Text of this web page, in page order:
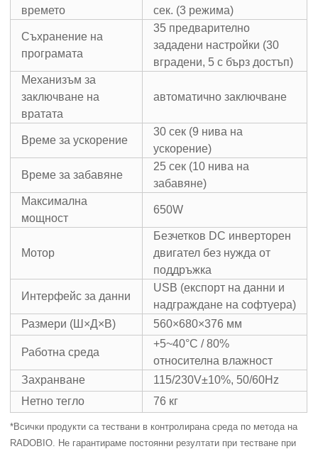
времето
сек. (3 режима)
​​Съхранение на
програмата
35 предварително
зададени настройки (30
вградени, 5 с бърз достъп)
Механизъм за
заключване на
вратата
автоматично заключване
Време за ускорение
30 сек (9 нива на
ускорение)
Време за забавяне
25 сек (10 нива на
забавяне)
Максимална
мощност
650W
Мотор
Безчетков DC инверторен
двигател без нужда от
поддръжка
Интерфейс за данни
USB (експорт на данни и
надграждане на софтуера)
Размери (Ш×Д×В)
560×680×376 мм
Работна среда
+5~40°C / 80%
относителна влажност
Захранване
115/230V±10%, 50/60Hz
Нетно тегло
76 кг
*Всички продукти са тествани в контролирана среда по метода на
RADOBIO. Не гарантираме постоянни резултати при тестване при